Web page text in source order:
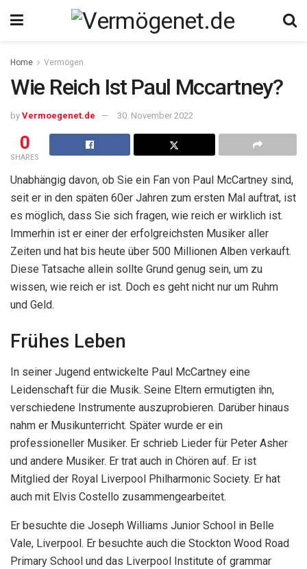
Home Vermögen
Wie Reich Ist Paul Mccartney?
by Vermoegenet.de 30. November 2022
0
SHARES
Unabhängig davon, ob Sie ein Fan von Paul McCartney sind,
seit er in den späten 60er Jahren zum ersten Mal auftrat, ist
es möglich, dass Sie sich fragen, wie reich er wirklich ist.
Immerhin ist er einer der erfolgreichsten Musiker aller
Zeiten und hat bis heute über 500 Millionen Alben verkauft.
Diese Tatsache allein sollte Grund genug sein, um zu
wissen, wie reich er ist. Doch es geht nicht nur um Ruhm
und Geld.
Frühes Leben
In seiner Jugend entwickelte Paul McCartney eine
Leidenschaft für die Musik. Seine Eltern ermutigten ihn,
verschiedene Instrumente auszuprobieren. Darüber hinaus
nahm er Musikunterricht. Später wurde er ein
professioneller Musiker. Er schrieb Lieder für Peter Asher
und andere Musiker. Er trat auch in Chören auf. Er ist
Mitglied der Royal Liverpool Philharmonic Society. Er hat
auch mit Elvis Costello zusammengearbeitet.
Er besuchte die Joseph Williams Junior School in Belle
Vale, Liverpool. Er besuchte auch die Stockton Wood Road
Primary School und das Liverpool Institute of grammar